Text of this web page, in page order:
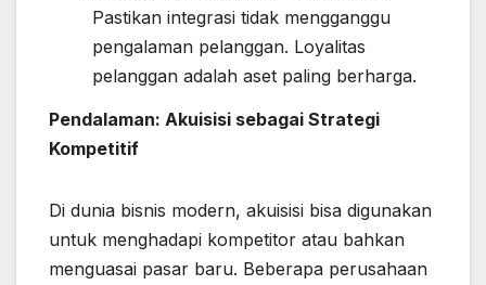
Pastikan integrasi tidak mengganggu
pengalaman pelanggan. Loyalitas
pelanggan adalah aset paling berharga.
Pendalaman: Akuisisi sebagai Strategi
Kompetitif
Di dunia bisnis modern, akuisisi bisa digunakan
untuk menghadapi kompetitor atau bahkan
menguasai pasar baru. Beberapa perusahaan